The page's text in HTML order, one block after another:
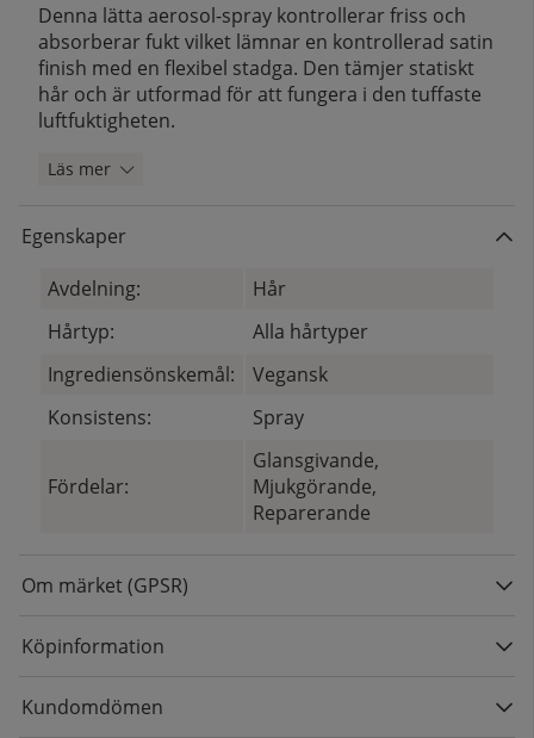
Denna lätta aerosol-spray kontrollerar friss och
absorberar fukt vilket lämnar en kontrollerad satin
finish med en flexibel stadga. Den tämjer statiskt
hår och är utformad för att fungera i den tuffaste
luftfuktigheten.
Läs mer
Egenskaper
Avdelning:
Hår
Hårtyp:
Alla hårtyper
Ingrediensönskemål:
Vegansk
Konsistens:
Spray
Fördelar:
Glansgivande,
Mjukgörande,
Reparerande
Om märket (GPSR)
Köpinformation
Kundomdömen